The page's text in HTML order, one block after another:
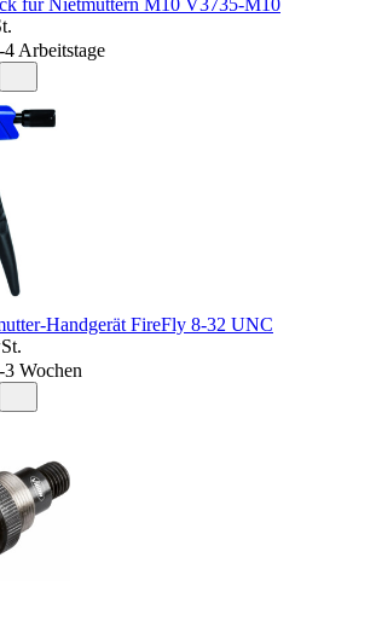
Arbeitstage
Handgerät FireFly 8-32 UNC
Wochen